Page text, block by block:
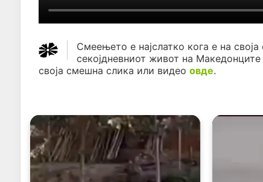
Смеењето е најслатко кога е на
секојдневниот живот на Македонците
своја смешна слика или видео овде.